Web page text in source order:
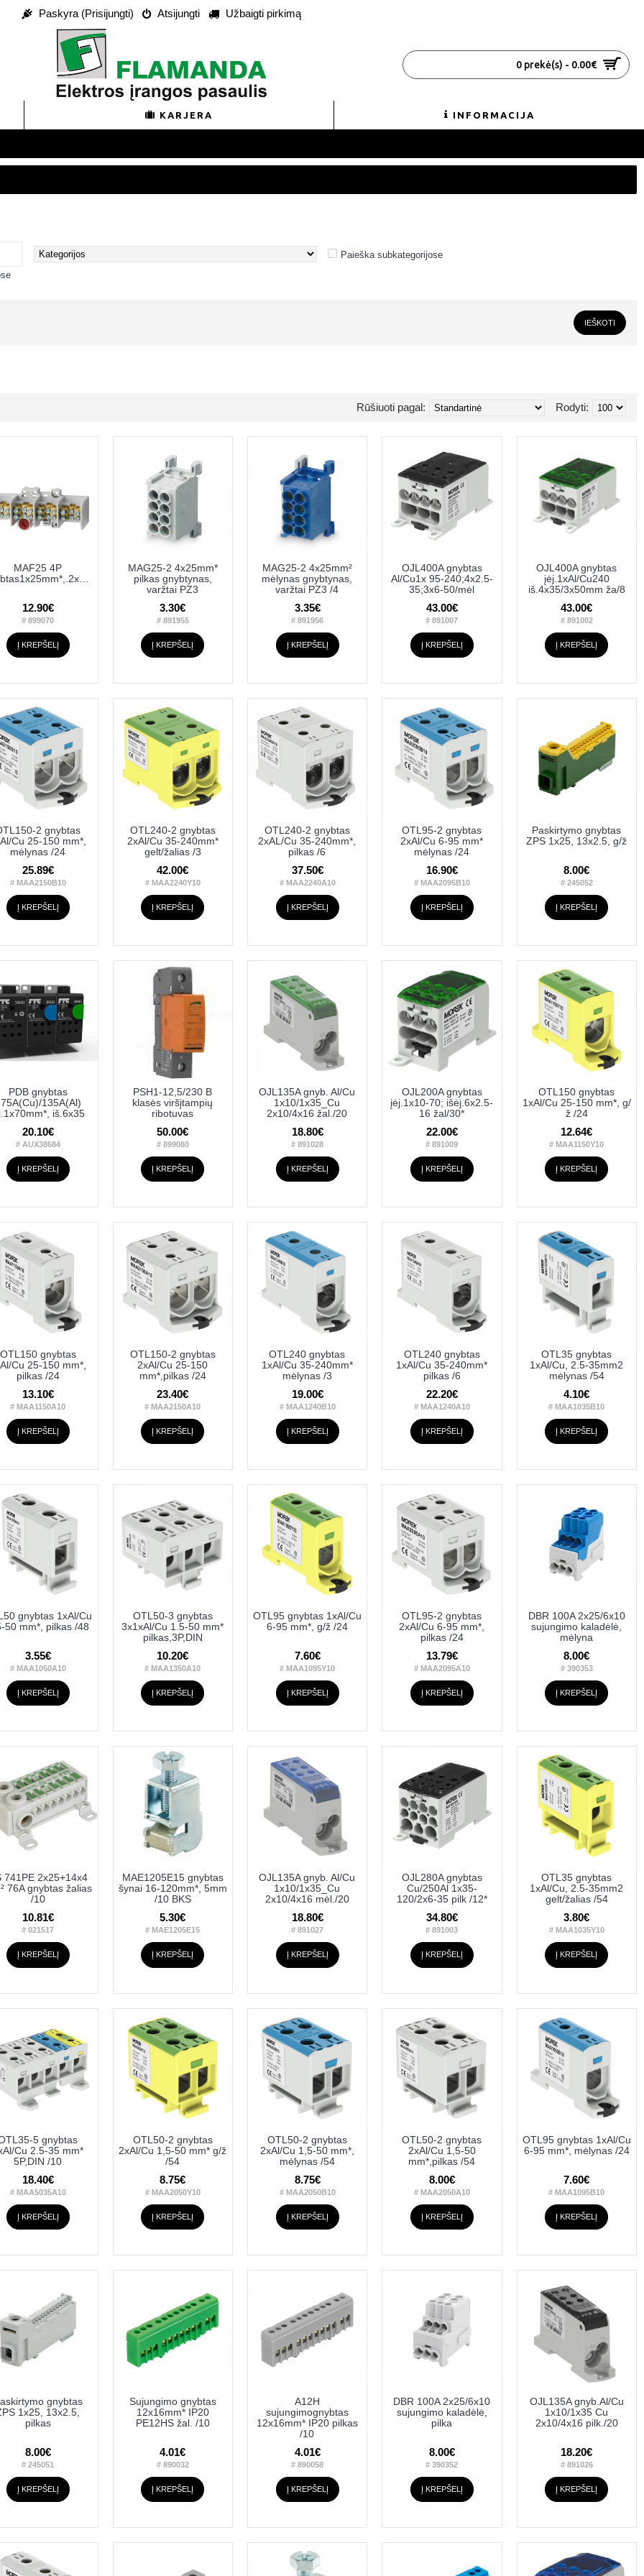
Paskyra (Prisijungti) Atsijungti Užbaigti pirkimą
0 prekė(s) - 0.00€
KARJERA INFORMACIJA
Paieška subkategorijose
Rodyti:
Rūšiuoti pagal:
MAF25 4P
gnybtas1x25mm*,.2x16mm*Werit12547
12.90€
# 899070
Į KREPŠELĮ
MAG25-2 4x25mm*
pilkas gnybtynas,
varžtai PZ3
3.30€
# 891955
Į KREPŠELĮ
MAG25-2 4x25mm²
mėlynas gnybtynas,
varžtai PZ3 /4
3.35€
# 891956
Į KREPŠELĮ
OJL400A gnybtas
Al/Cu1x 95-240;4x2.5-
35;3x6-50/mėl
43.00€
# 891007
Į KREPŠELĮ
OJL400A gnybtas
įėj.1xAl/Cu240
iš.4x35/3x50mm ža/8
43.00€
# 891002
Į KREPŠELĮ
2 gnybtas
Cu 25-150 mm*,
mėlynas /24
25.89€
# MAA2150B10
Į KREPŠELĮ
OTL240-2 gnybtas
2xAl/Cu 35-240mm*
gelt/žalias /3
42.00€
# MAA2240Y10
Į KREPŠELĮ
OTL240-2 gnybtas
2xAL/Cu 35-240mm*,
pilkas /6
37.50€
# MAA2240A10
Į KREPŠELĮ
OTL95-2 gnybtas
2xAl/Cu 6-95 mm*
mėlynas /24
16.90€
# MAA2095B10
Į KREPŠELĮ
Paskirtymo gnybtas
ZPS 1x25, 13x2.5, g/ž
8.00€
# 245052
Į KREPŠELĮ
PDB gnybtas
135A(Al)
iš.6x35
20.10€
# AUX38684
Į KREPŠELĮ
PSH1-12,5/230 B
klasės viršįtampių
ribotuvas
50.00€
# 899080
Į KREPŠELĮ
OJL135A gnyb. Al/Cu
1x10/1x35_Cu
2x10/4x16 žal./20
18.80€
# 891028
Į KREPŠELĮ
OJL200A gnybtas
įėj.1x10-70; išėj.6x2.5-
16 žal/30*
22.00€
# 891009
Į KREPŠELĮ
OTL150 gnybtas
1xAl/Cu 25-150 mm*, g/
ž /24
12.64€
# MAA1150Y10
Į KREPŠELĮ
OTL150 gnybtas
Cu 25-150 mm*,
pilkas /24
13.10€
# MAA1150A10
Į KREPŠELĮ
OTL150-2 gnybtas
2xAl/Cu 25-150
mm*,pilkas /24
23.40€
# MAA2150A10
Į KREPŠELĮ
OTL240 gnybtas
1xAl/Cu 35-240mm*
mėlynas /3
19.00€
# MAA1240B10
Į KREPŠELĮ
OTL240 gnybtas
1xAl/Cu 35-240mm*
pilkas /6
22.20€
# MAA1240A10
Į KREPŠELĮ
OTL35 gnybtas
1xAl/Cu, 2.5-35mm2
mėlynas /54
4.10€
# MAA1035B10
Į KREPŠELĮ
gnybtas 1xAl/Cu
50 mm*, pilkas /48
3.55€
# MAA1050A10
Į KREPŠELĮ
OTL50-3 gnybtas
3x1xAl/Cu 1.5-50 mm*
pilkas,3P,DIN
10.20€
# MAA1350A10
Į KREPŠELĮ
OTL95 gnybtas 1xAl/Cu
6-95 mm*, g/ž /24
7.60€
# MAA1095Y10
Į KREPŠELĮ
OTL95-2 gnybtas
2xAl/Cu 6-95 mm*,
pilkas /24
13.79€
# MAA2095A10
Į KREPŠELĮ
DBR 100A 2x25/6x10
sujungimo kaladėlė,
mėlyna
8.00€
# 390353
Į KREPŠELĮ
741PE 2x25+14x4
76A gnybtas žalias
/10
10.81€
# 021517
Į KREPŠELĮ
MAE1205E15 gnybtas
šynai 16-120mm*, 5mm
/10 BKS
5.30€
# MAE1205E15
Į KREPŠELĮ
OJL135A gnyb. Al/Cu
1x10/1x35_Cu
2x10/4x16 mėl./20
18.80€
# 891027
Į KREPŠELĮ
OJL280A gnybtas
Cu/250Al 1x35-
120/2x6-35 pilk /12*
34.80€
# 891003
Į KREPŠELĮ
OTL35 gnybtas
1xAl/Cu, 2.5-35mm2
gelt/žalias /54
3.80€
# MAA1035Y10
Į KREPŠELĮ
5 gnybtas
Cu 2.5-35 mm*
5P,DIN /10
18.40€
# MAA5035A10
Į KREPŠELĮ
OTL50-2 gnybtas
2xAl/Cu 1,5-50 mm* g/ž
/54
8.75€
# MAA2050Y10
Į KREPŠELĮ
OTL50-2 gnybtas
2xAl/Cu 1,5-50 mm*,
mėlynas /54
8.75€
# MAA2050B10
Į KREPŠELĮ
OTL50-2 gnybtas
2xAl/Cu 1,5-50
mm*,pilkas /54
8.00€
# MAA2050A10
Į KREPŠELĮ
OTL95 gnybtas 1xAl/Cu
6-95 mm*, mėlynas /24
7.60€
# MAA1095B10
Į KREPŠELĮ
gnybtas
1x25, 13x2.5,
pilkas
8.00€
# 245051
Į KREPŠELĮ
Sujungimo gnybtas
12x16mm* IP20
PE12HS žal. /10
4.01€
# 890032
Į KREPŠELĮ
A12H
sujungimognybtas
12x16mm* IP20 pilkas
/10
4.01€
# 890058
Į KREPŠELĮ
DBR 100A 2x25/6x10
sujungimo kaladėlė,
pilka
8.00€
# 390352
Į KREPŠELĮ
OJL135A gnyb.Al/Cu
1x10/1x35 Cu
2x10/4x16 pilk./20
18.20€
# 891026
Į KREPŠELĮ